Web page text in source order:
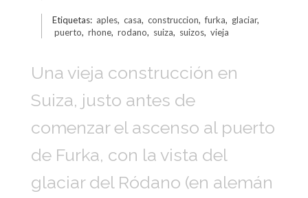
Etiquetas: aples, casa, construccion, furka, glaciar,
puerto, rhone, rodano, suiza, suizos, vieja
Una vieja construcción en
Suiza, justo antes de
comenzar el ascenso al puerto
de Furka, con la vista del
glaciar del Ródano (en alemán